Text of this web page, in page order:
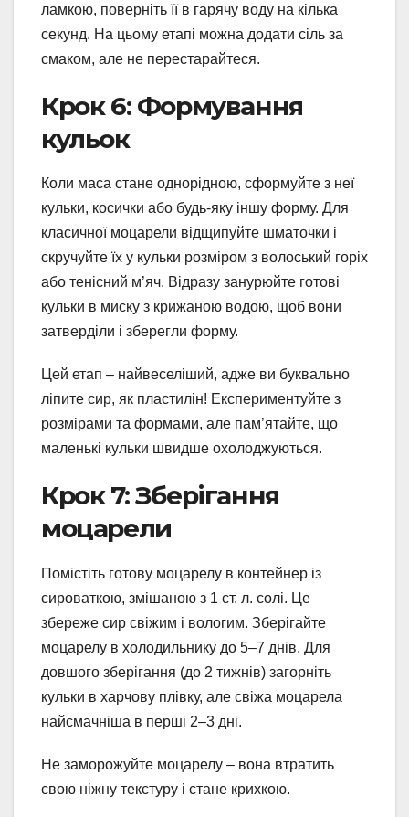
ламкою, поверніть її в гарячу воду на кілька
секунд. На цьому етапі можна додати сіль за
смаком, але не перестарайтеся.
Крок 6: Формування
кульок
Коли маса стане однорідною, сформуйте з неї
кульки, косички або будь-яку іншу форму. Для
класичної моцарели відщипуйте шматочки і
скручуйте їх у кульки розміром з волоський горіх
або тенісний м’яч. Відразу занурюйте готові
кульки в миску з крижаною водою, щоб вони
затверділи і зберегли форму.
Цей етап – найвеселіший, адже ви буквально
ліпите сир, як пластилін! Експериментуйте з
розмірами та формами, але пам’ятайте, що
маленькі кульки швидше охолоджуються.
Крок 7: Зберігання
моцарели
Помістіть готову моцарелу в контейнер із
сироваткою, змішаною з 1 ст. л. солі. Це
збереже сир свіжим і вологим. Зберігайте
моцарелу в холодильнику до 5–7 днів. Для
довшого зберігання (до 2 тижнів) загорніть
кульки в харчову плівку, але свіжа моцарела
найсмачніша в перші 2–3 дні.
Не заморожуйте моцарелу – вона втратить
свою ніжну текстуру і стане крихкою.